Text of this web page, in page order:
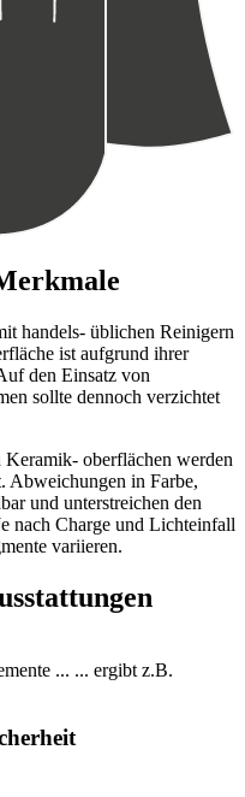
handels- üblichen Reinigern
ist aufgrund ihrer
den Einsatz von
sollte dennoch verzichtet
oberflächen werden
Abweichungen in Farbe,
und unterstreichen den
nach Charge und Lichteinfall
variieren.
... ... ergibt z.B.